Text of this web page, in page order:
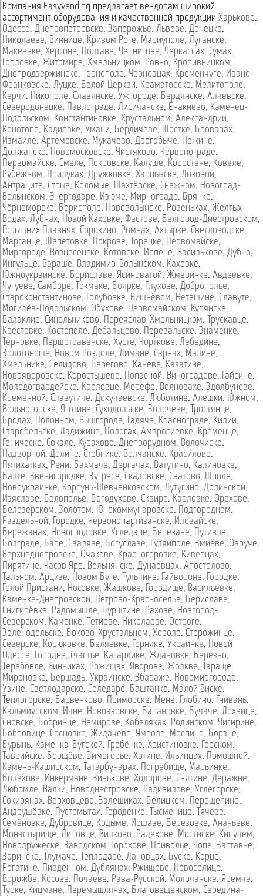
Компания Easyvending предлагает вендорам широкий
ассортимент оборудования и качественной продукции Харькове,
Одессе, Днепропетровске, Запорожье, Львове, Донецке,
Николаеве, Виннице, Кривом Роге, Мариуполе, Луганске,
Макеевке, Херсоне, Полтаве, Чернигове, Черкассах, Сумах,
Горловке, Житомире, Хмельницком, Ровно, Кропивницком,
Днепродзержинске, Тернополе, Черновцах, Кременчуге, Ивано-
Франковске, Луцке, Белой Церкви, Краматорске, Мелитополе,
Керчи, Никополе, Славянске, Ужгороде, Бердянске, Алчевске,
Северодонецке, Павлограде, Лисичанске, Енакиево, Каменец-
Подольском, Константиновке, Хрустальном, Александрии,
Конотопе, Кадиевке, Умани, Бердичеве, Шостке, Броварах,
Измаиле, Артёмовске, Мукачево, Дрогобыче, Нежине,
Должанске, Новомосковске, Чистяково, Червонограде,
Первомайске, Смеле, Покровске, Калуше, Коростене, Ковеле,
Рубежном, Прилуках, Дружковке, Харцызске, Лозовой,
Антраците, Стрые, Коломые, Шахтёрске, Снежном, Новоград-
Волынском, Энергодаре, Изюме, Мирнограде, Брянке,
Чёрноморске, Борисполе, Нововолынске, Ровеньках, Желтых
Водах, Лубнах, Новой Каховке, Фастове, Белгород-Днестровском,
Горышних Плавнях, Сорокино, Ромнах, Ахтырке, Светловодске,
Марганце, Шепетовке, Покрове, Торецке, Первомайске,
Миргороде, Вознесенске, Котовске, Ирпене, Василькове, Дубно,
Ингульце, Вараше, Владимир-Волынском, Каховке,
Южноукраинске, Бориславе, Ясиноватой, Жмеринке, Авдеевке,
Чугуеве, Самборе, Токмаке, Боярке, Глухове, Доброполье,
Староконстантинове, Голубовке, Вишнёвом, Нетешине, Славуте,
Могилёв-Подольском, Обухове, Первомайском, Купянске,
Балаклие, Синельниково, Переяслав-Хмельницком, Трускавце,
Крестовке, Костополе, Дебальцево, Перевальске, Знаменке,
Терновке, Першотравенске, Хусте, Чорткове, Лебедине,
Золотоноше, Новом Роздоле, Лимане, Сарнах, Малине,
Хмельнике, Селидово, Берегово, Каневе, Казатине,
Новояворовске, Коростышеве, Попасной, Виноградове, Гайсине,
Молодогвардейске, Кролевце, Мерефе, Волновахе, Здолбунове,
Кременной, Славутиче, Докучаевске, Люботине, Алешки, Южном,
Вольногорске, Яготине, Суходольске, Золочеве, Тростянце,
Бродах, Полонном, Вышгороде, Гадяче, Краснограде, Килии,
Старобельске, Ладижине, Пологах, Амвросиевке, Кременце,
Геническе, Сокале, Курахово, Днепрорудном, Волочиске,
Надворной, Долине, Стебнике, Волчанске, Красилове,
Пятихатках, Рени, Бахмаче, Дергачах, Ватутино, Калиновке,
Балте, Звенигородке, Зугресе, Скадовске, Сватово, Шполе,
Новоукраинке, Корсунь-Шевченковском, Лутугино, Долинской,
Изяславе, Белополье, Богодухове, Сквире, Карловке, Орехове,
Белозерском, Золотом, Юнокоммунаровске, Подгородном,
Раздельной, Городке, Червонопартизанске, Иловайске,
Бережанах, Новогродовке, Угледаре, Березане, Путивле,
Болграде, Баре, Сваляве, Богуславе, Гуляйполе, Змиёве, Овруче,
Верхнеднепровске, Очакове, Красногоровке, Киверцах,
Пирятине, Часов Яре, Вольнянске, Дунаевцах, Апостолово,
Тальном, Арцизе, Новом Буге, Тульчине, Гайвороне, Городке,
Голой Пристани, Носовке, Жашкове, Городище, Васильевке,
Каменке-Днепровской, Петрово-Красноселье, Бериславе,
Снигирёвке, Радомышле, Бурштине, Рахове, Новгород-
Северском, Каменке, Тетиеве, Николаеве, Остроге,
Зеленодольске, Боково-Хрустальном, Хороле, Сторожинце,
Северске, Корюковке, Беляевке, Горняке, Украинке, Новой
Одессе, Городне, Счастье, Кагарлике, Ждановке, Березно,
Теребовле, Винниках, Рожищах, Яворове, Жолкве, Тараще,
Мироновке, Бершадь, Украинске, Збараже, Новомиргороде,
Узине, Светлодарске, Соледаре, Баштанке, Малой Виске,
Теплогорске, Барвенково, Приморске, Мене, Глобино, Гнивань,
Кальмиусском, Ичне, Новоазовске, Барановке, Бучаче, Лохвице,
Сновске, Бобринце, Немирове, Кобеляках, Родинском, Чигирине,
Бобровице, Сосновке, Жидачеве, Ямполе, Моспино, Борзне,
Бурынь, Каменка-Бугской, Гребёнке, Христиновке, Горском,
Таврийске, Борщёве, Зимогорье, Хотине, Ильинцах, Помошной,
Камень-Каширском, Татарбунарах, Погребище, Марьинке,
Болехове, Инкермане, Зинькове, Ходорове, Снятине, Деражне,
Любомле, Валки, Новоднестровске, Радивилове, Углегорске,
Сокирянах, Верховцево, Залещиках, Белицком, Перещепино,
Андрушёвке, Пустомытах, Городенке, Тысменице, Тячеве,
Семёновке, Дубровице, Кодыме, Иршаве, Березовке, Ананьеве,
Монастырище, Липовце, Вилково, Радехове, Мостиске, Кипучем,
Новодружеске, Заводском, Горохове, Приволье, Чопе, Заставне,
Зоринске, Тлумаче, Теплодаре, Лановцах, Буске, Корце,
Рогатине, Пивденном, Дублянах, Ржищеве, Новоселице,
Ворожбе, Косове, Почаеве, Рава-Русской, Молочанске, Яремче,
Турке, Кицмане, Перемышлянах, Благовещенском, Середина-